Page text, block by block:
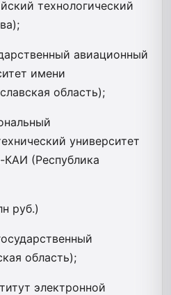
технологический
авиационный
имени
область);
университет
(Республика
руб.)
область);
электронной